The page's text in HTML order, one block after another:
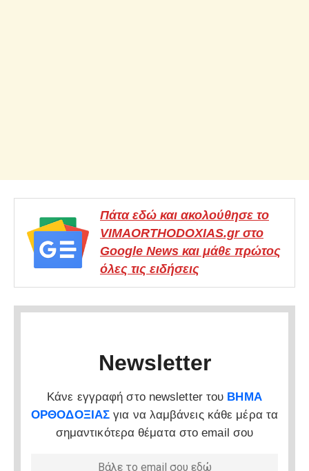
Πάτα εδώ και ακολούθησε το
VIMAORTHODOXIAS.gr στο
Google News και μάθε πρώτος
όλες τις ειδήσεις
Newsletter
Κάνε εγγραφή στο newsletter του ΒΗΜΑ
ΟΡΘΟΔΟΞΙΑΣ για να λαμβάνεις κάθε μέρα τα
σημαντικότερα θέματα στο email σου